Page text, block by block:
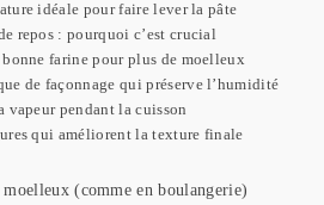
idéale pour faire lever la pâte
repos : pourquoi c’est crucial
farine pour plus de moelleux
de façonnage qui préserve l’humidité
vapeur pendant la cuisson
qui améliorent la texture finale
(comme en boulangerie)